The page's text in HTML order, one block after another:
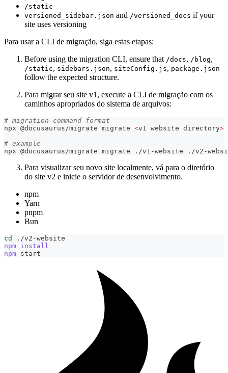
/static
versioned_sidebar.json and /versioned_docs if your
site uses versioning
Para usar a CLI de migração, siga estas etapas:
Before using the migration CLI, ensure that /docs, /blog,
/static, sidebars.json, siteConfig.js, package.json
follow the expected structure.
Para migrar seu site v1, execute a CLI de migração com os
caminhos apropriados do sistema de arquivos:
# migration command format
npx @docusaurus/migrate migrate <v1 website directory>
# example
npx @docusaurus/migrate migrate ./v1-website ./v2-
Para visualizar seu novo site localmente, vá para o diretório
do site v2 e inicie o servidor de desenvolvimento.
npm
Yarn
pnpm
Bun
cd
./v2-website
npm install
npm start